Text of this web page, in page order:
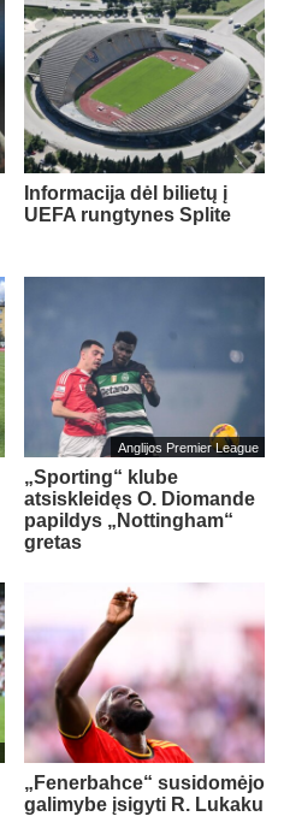
Informacija dėl bilietų į
UEFA rungtynes Splite
Anglijos Premier League
„Sporting“ klube
atsiskleidęs O. Diomande
papildys „Nottingham“
gretas
„Fenerbahce“ susidomėjo
galimybe įsigyti R. Lukaku